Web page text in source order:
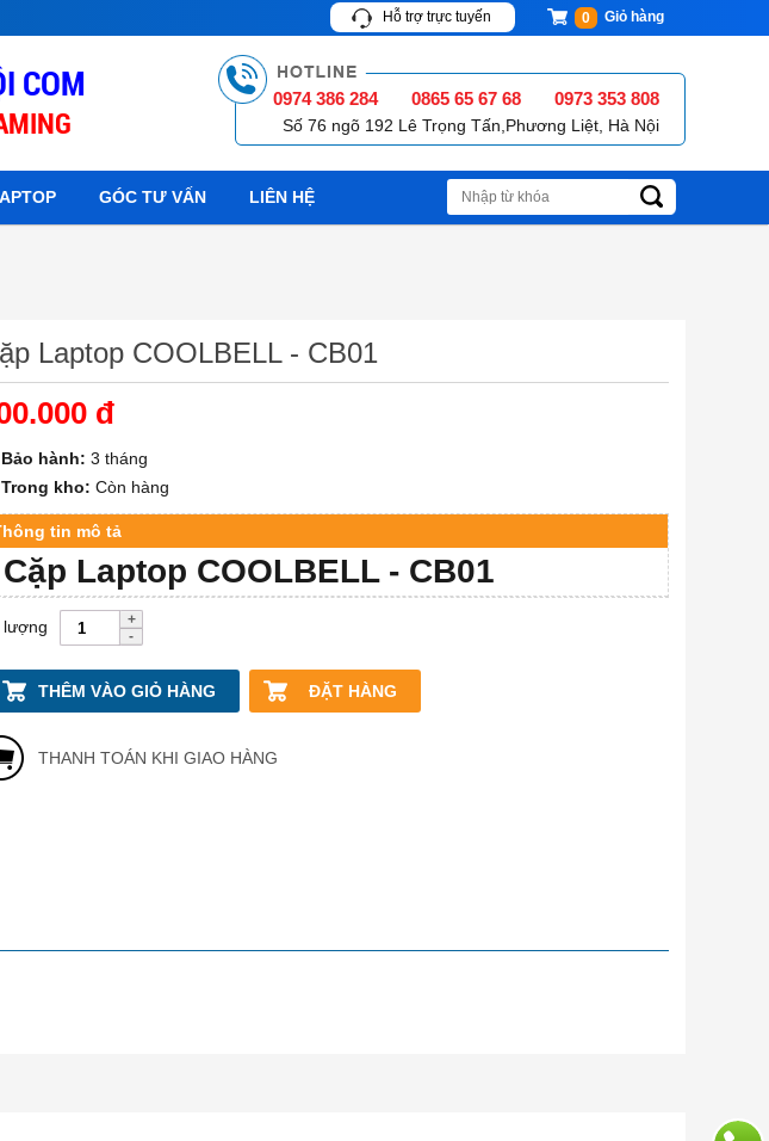
0 Giỏ hàng
Hỗ trợ trực tuyến
COM 0974 386 284 0865 65 67 68 0973 353 808
Số 76 ngõ 192 Lê Trọng Tấn,Phương Liệt, Hà Nội
GÓC TƯ VẤN LIÊN HỆ
Laptop COOLBELL - CB01
đ
Bảo hành: 3 tháng
Trong kho: Còn hàng
tin mô tả
Cặp Laptop COOLBELL - CB01
lượng
THÊM VÀO GIỎ HÀNG ĐẶT HÀNG
THANH TOÁN KHI GIAO HÀNG